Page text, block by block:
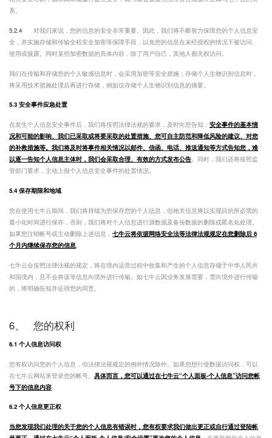
系。
5.2.4
对我们来说，您的信息的安全非常重要。因此，我们将不断努力保障您的个人信息安
全，并实施存储和传输全程安全加密等保障手段，以免您的信息在未经授权的情况下被访问、
使用或披露。同时某些加密数据的具体内容，除了用户自己，其他人都无权访问。
我们在传输和存储您的个人敏感信息时，会采用加密等安全措施；存储个人生物识别信息时，
将采用技术措施处理后再进行存储，例如仅存储个人生物识别信息的摘要。
5.3 安全事件应急处置
在发生个人信息安全事件后，我们将按照法律法规的要求，及时向您告知： 安全事件的基本情
况和可能的影响、我们已采取或将要采取的处置措施、您可自主防范和降低风险的建议、对您
的补救措施等。我们将及时将事件相关情况以邮件、信函、电话、推送通知等方式告知您，难
以逐一告知个人信息主体时，我们会采取合理、有效的方式发布公告。同时，我们还将按照监
管部门要求，主动上报个人信息安全事件的处置情况。
5.4 保存期限和地域
您在使用七牛云期间，我们将持续为您保存您的个人信息，但相关信息将以实现目的所必需的
最小化时间进行保存，否则，我们将对个人信息进行源数据及备份数据的删除或匿名化处理。
如果您注销帐号或主动删除上述信息， 七牛云将依据网络安全法等法律法规规定在您删除后 6
个月内继续保存您的信息
七牛云会按照法律法规的规定，将在境内运营过程中收集和产生的个人信息存储于中华人民共
和国境内，且不会将该等信息向境外进行传输。如七牛云因业务发展需要，需向境外进行传输
的，将明确告知并征得您的同意。
6、 您的权利
6.1 个人信息访问权
您有权访问您的个人信息，但法律法规规定的例外情况除外。如果您想行使数据访问权，可以
在七牛云网站来登录您的帐号。 具体而言，您可以通过在七牛云“个人面板-个人信息”访问您帐
号下的信息内容。
6.2 个人信息更正权
当您发现我们处理的关于您的个人信息有错误时，您有权要求我们做出更正或自行通过登陆帐